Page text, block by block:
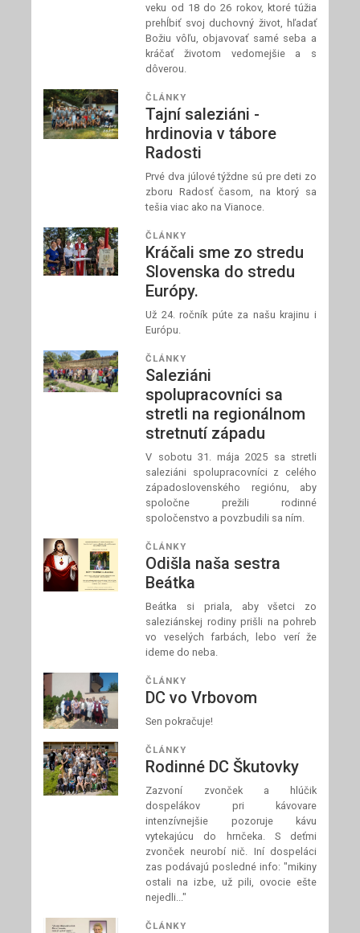
veku od 18 do 26 rokov, ktoré túžia
prehĺbiť svoj duchovný život, hľadať
Božiu vôľu, objavovať samé seba a
kráčať životom vedomejšie a s
dôverou.
ČLÁNKY
Tajní saleziáni -
hrdinovia v tábore
Radosti
Prvé dva júlové týždne sú pre deti zo
zboru Radosť časom, na ktorý sa
tešia viac ako na Vianoce.
ČLÁNKY
Kráčali sme zo stredu
Slovenska do stredu
Európy.
Už 24. ročník púte za našu krajinu i
Európu.
ČLÁNKY
Saleziáni
spolupracovníci sa
stretli na regionálnom
stretnutí západu
V sobotu 31. mája 2025 sa stretli
saleziáni spolupracovníci z celého
západoslovenského regiónu, aby
spoločne prežili rodinné
spoločenstvo a povzbudili sa ním.
ČLÁNKY
Odišla naša sestra
Beátka
Beátka si priala, aby všetci zo
saleziánskej rodiny prišli na pohreb
vo veselých farbách, lebo verí že
ideme do neba.
ČLÁNKY
DC vo Vrbovom
Sen pokračuje!
ČLÁNKY
Rodinné DC Škutovky
Zazvoní zvonček a hlúčik
dospelákov pri kávovare
intenzívnejšie pozoruje kávu
vytekajúcu do hrnčeka. S deťmi
zvonček neurobí nič. Iní dospeláci
zas podávajú posledné info: "mikiny
ostali na izbe, už pili, ovocie ešte
nejedli..."
ČLÁNKY